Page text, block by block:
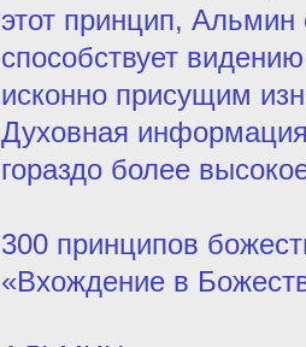
этот принцип, Альмин
способствует
исконно присущим
Духовная информация
гораздо более
300 принципов
«Вхождение в